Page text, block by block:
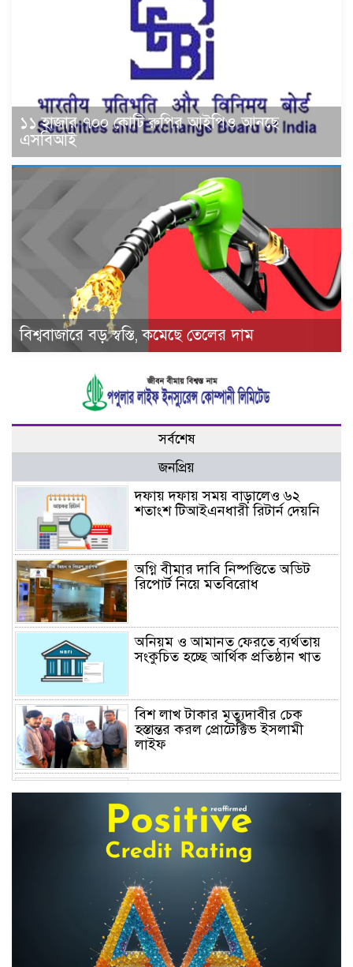
১১ হাজার ৭০০ কোটি রুপির আইপিও আনছে
এসবিআই
বিশ্ববাজারে বড় স্বস্তি, কমেছে তেলের দাম
সর্বশেষ
জনপ্রিয়
দফায় দফায় সময় বাড়ালেও ৬২
শতাংশ টিআইএনধারী রিটার্ন দেয়নি
অগ্নি বীমার দাবি নিষ্পত্তিতে অডিট
রিপোর্ট নিয়ে মতবিরোধ
অনিয়ম ও আমানত ফেরতে ব্যর্থতায়
সংকুচিত হচ্ছে আর্থিক প্রতিষ্ঠান খাত
বিশ লাখ টাকার মৃত্যুদাবীর চেক
হস্তান্তর করল প্রোটেক্টিভ ইসলামী
লাইফ
শেয়ার দর, ডিএসইর সতর্কবার্তা